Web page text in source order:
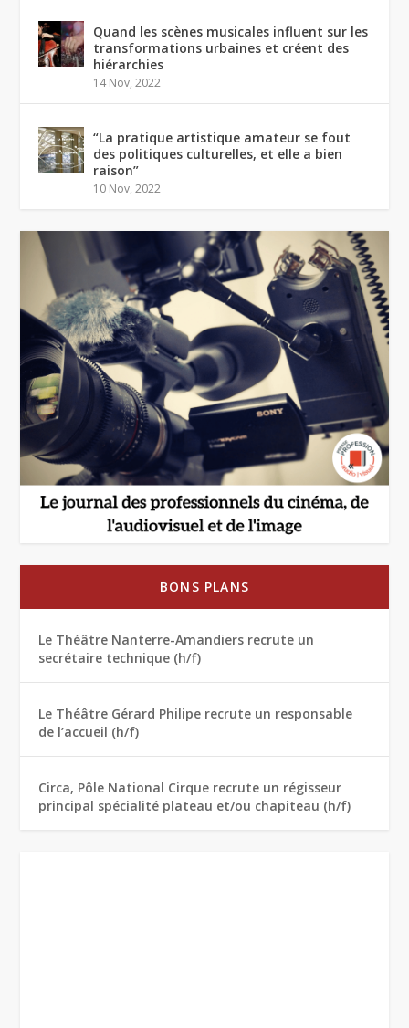
Quand les scènes musicales influent sur les
transformations urbaines et créent des
hiérarchies
14 Nov, 2022
“La pratique artistique amateur se fout
des politiques culturelles, et elle a bien
raison”
10 Nov, 2022
BONS PLANS
Le Théâtre Nanterre-Amandiers recrute un
secrétaire technique (h/f)
Le Théâtre Gérard Philipe recrute un responsable
de l’accueil (h/f)
Circa, Pôle National Cirque recrute un régisseur
principal spécialité plateau et/ou chapiteau (h/f)